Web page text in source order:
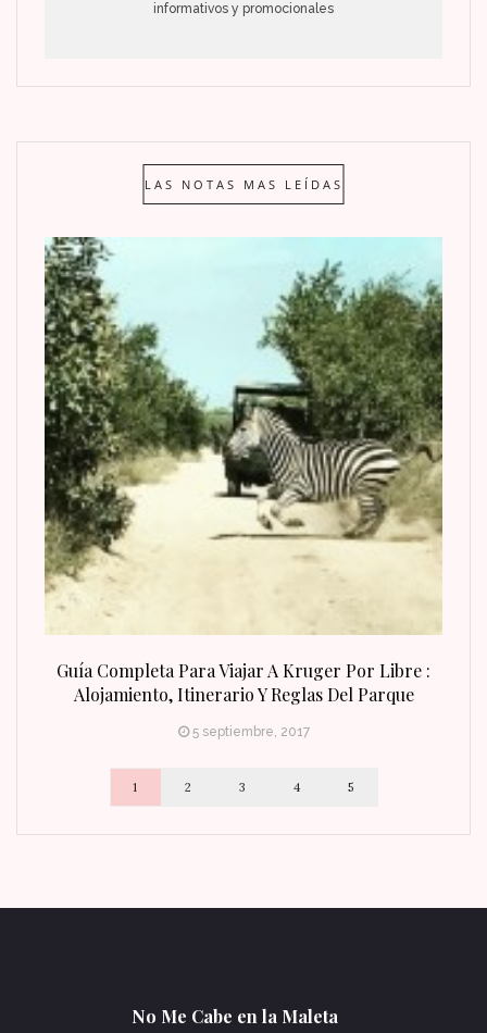
informativos y promocionales
LAS NOTAS MAS LEÍDAS
Guía Completa Para Viajar A Kruger Por Libre :
Alojamiento, Itinerario Y Reglas Del Parque
5 septiembre, 2017
1 2 3 4 5
No Me Cabe en la Maleta